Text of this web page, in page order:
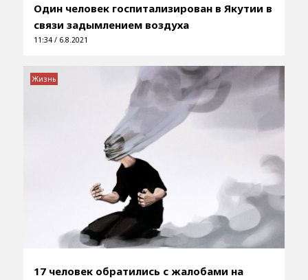
Один человек госпитализирован в Якутии в
связи задымлением воздуха
11:34 / 6.8.2021
17 человек обратились с жалобами на
Жизнь